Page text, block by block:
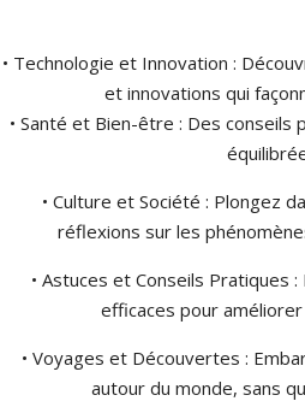
• Technologie et Innovation :
et innovations qui
• Santé et Bien-être : Des conseils
• Culture et Société : Plongez
réflexions sur les
• Astuces et Conseils Pratiques
efficaces pour
• Voyages et Découvertes :
autour du monde, sans